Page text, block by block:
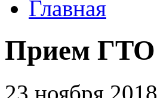
Главная
Прием ГТО
23 ноября 2018